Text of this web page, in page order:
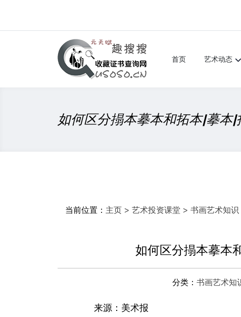
首页 艺术动态
如何区分搨本摹本和拓本|摹本|
当前位置： 主页 > 艺术投资课堂 > 书画艺术知识
如何区分搨本摹本
分类： 书画艺术知
来源：美术报